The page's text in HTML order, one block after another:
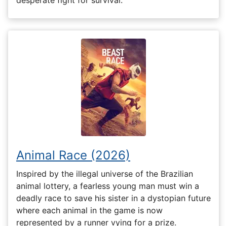
Animal Race (2026)
Inspired by the illegal universe of the Brazilian
animal lottery, a fearless young man must win a
deadly race to save his sister in a dystopian future
where each animal in the game is now
represented by a runner vying for a prize.